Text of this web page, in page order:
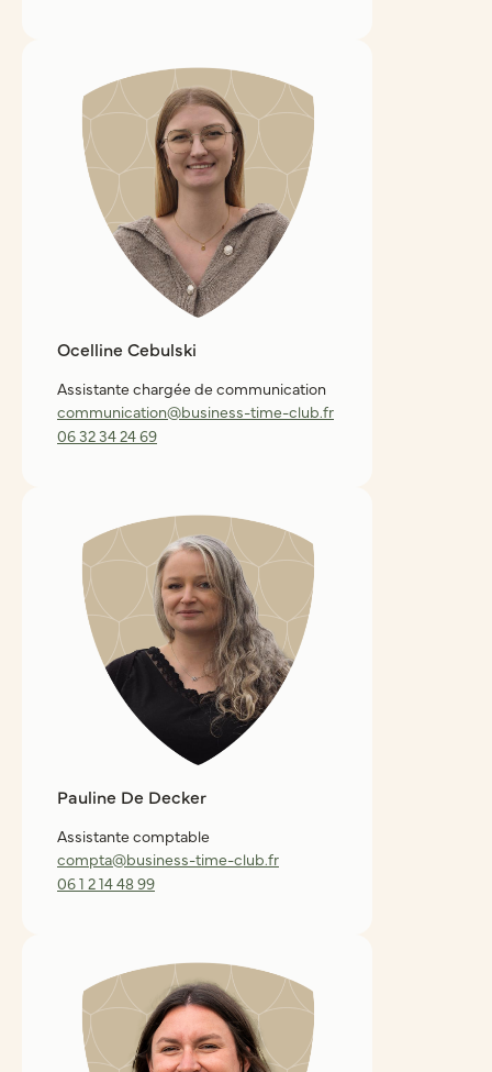
Ocelline Cebulski
Assistante chargée de communication
communication@business-time-club.fr
06 32 34 24 69
Pauline De Decker
Assistante comptable
compta@business-time-club.fr
06 1 2 14 48 99